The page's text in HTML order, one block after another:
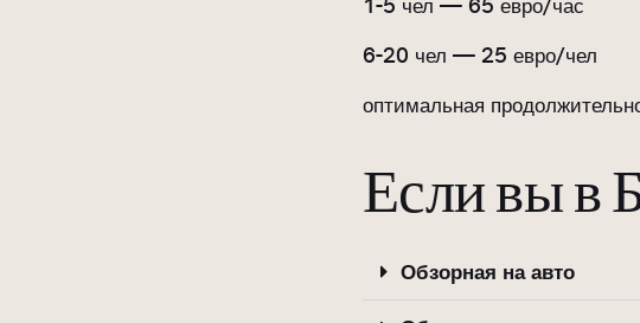
1-5 чел — 65 евро/час
6-20 чел — 25 евро/чел
оптимальная
Если вы в
Обзорная на авто